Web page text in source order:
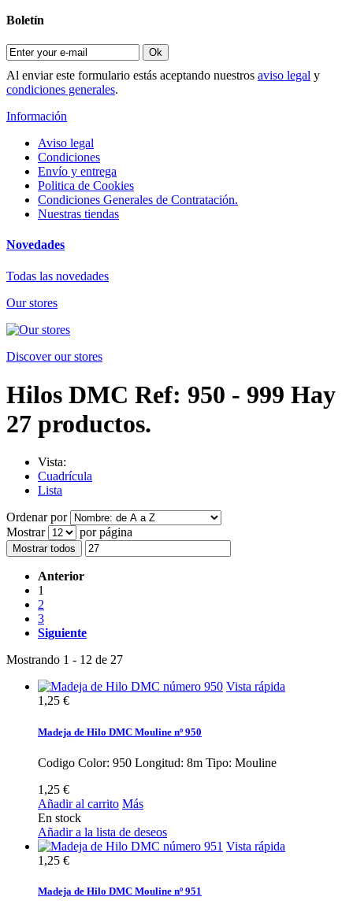
Boletín
Ok
Al enviar este formulario estás aceptando nuestros aviso legal y
condiciones generales.
Información
Aviso legal
Condiciones
Envío y entrega
Politica de Cookies
Condiciones Generales de Contratación.
Nuestras tiendas
Novedades
Todas las novedades
Our stores
Discover our stores
Hilos DMC Ref: 950 - 999 Hay
27 productos.
Vista:
Cuadrícula
Lista
Ordenar por
Mostrar
por página
Mostrar todos
Anterior
1
2
3
Siguiente
Mostrando 1 - 12 de 27
Vista rápida
1,25 €
Madeja de Hilo DMC Mouline nº 950
Codigo Color: 950 Longitud: 8m Tipo: Mouline
1,25 €
Añadir al carrito Más
En stock
Añadir a la lista de deseos
Vista rápida
1,25 €
Madeja de Hilo DMC Mouline nº 951